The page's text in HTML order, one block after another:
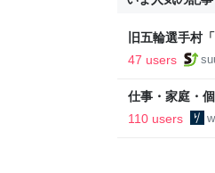
旧五輪選手村
ルで挑む、盆
47 users
仕事・家庭・
後の自分に伝
110 users